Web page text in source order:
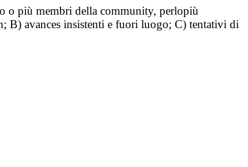
o più membri della community, perlopiù
B) avances insistenti e fuori luogo; C) tentativi di